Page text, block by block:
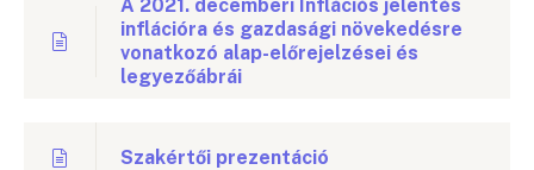
A 2021. decemberi Inflációs jelentés
inflációra és gazdasági növekedésre
vonatkozó alap-előrejelzései és
legyezőábrái
Szakértői prezentáció